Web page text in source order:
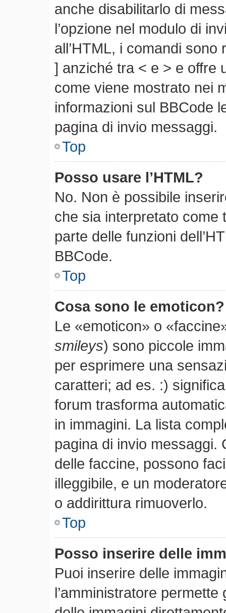
anche disabilitarlo di
l’opzione nel modulo di
all’HTML, i comandi
] anziché tra < e > e offre
come viene mostrato nei
informazioni sul BBCode
pagina di invio messaggi.
Top
Posso usare l’HTML?
No. Non è possibile
che sia interpretato come
parte delle funzioni
BBCode.
Top
Cosa sono le emoticon?
Le «emoticon» o
smileys) sono piccole
per esprimere una
caratteri; ad es. :)
forum trasforma
in immagini. La lista
pagina di invio messaggi.
delle faccine, possono
illeggibile, e un
o addirittura rimuoverlo.
Top
Posso inserire delle
Puoi inserire delle
l’amministratore